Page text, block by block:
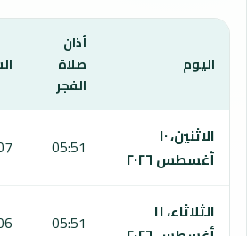
اليوم
أذان
صلاة
الفجر
الاثنين، ١٠
أغسطس ٢٠٢٦
05:51
الثلاثاء، ١١
05:51